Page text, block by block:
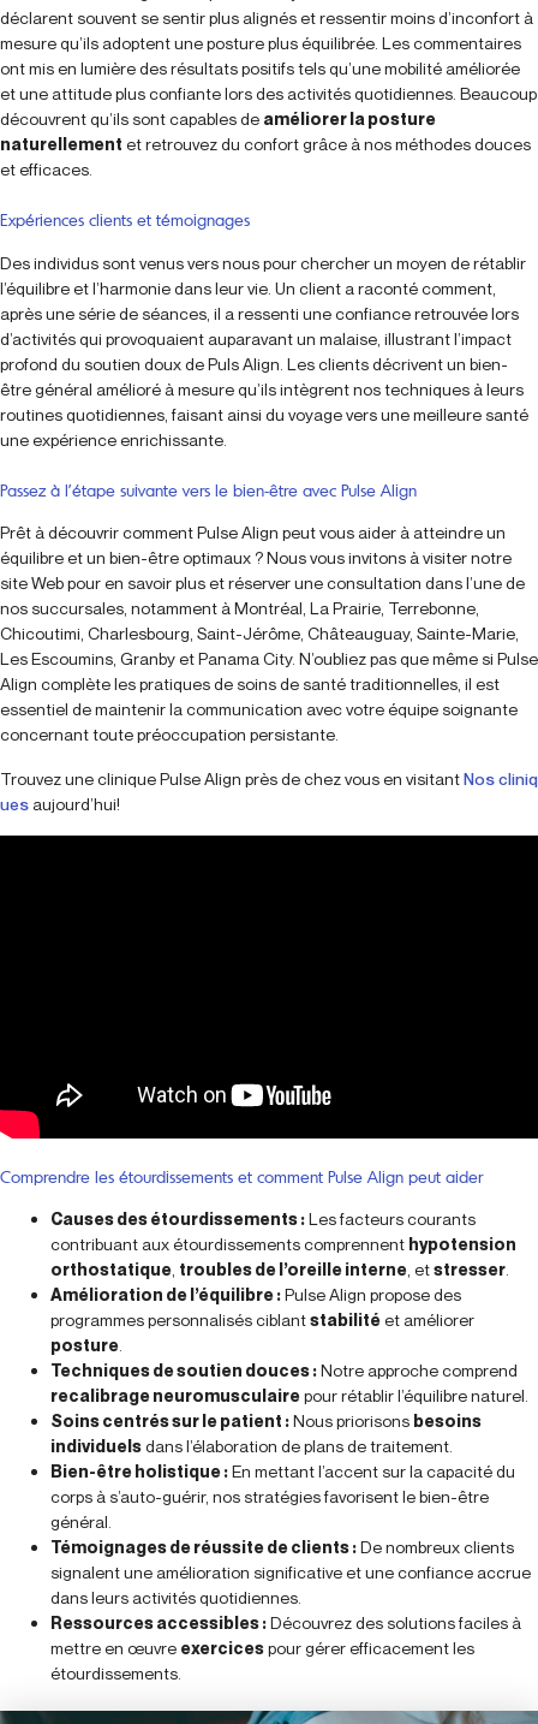
déclarent souvent se sentir plus alignés et ressentir moins d’inconfort à
mesure qu’ils adoptent une posture plus équilibrée. Les commentaires
ont mis en lumière des résultats positifs tels qu’une mobilité améliorée
et une attitude plus confiante lors des activités quotidiennes. Beaucoup
découvrent qu’ils sont capables de améliorer la posture
naturellement et retrouvez du confort grâce à nos méthodes douces
et efficaces.
Expériences clients et témoignages
Des individus sont venus vers nous pour chercher un moyen de rétablir
l’équilibre et l’harmonie dans leur vie. Un client a raconté comment,
après une série de séances, il a ressenti une confiance retrouvée lors
d’activités qui provoquaient auparavant un malaise, illustrant l’impact
profond du soutien doux de Puls Align. Les clients décrivent un bien-
être général amélioré à mesure qu’ils intègrent nos techniques à leurs
routines quotidiennes, faisant ainsi du voyage vers une meilleure santé
une expérience enrichissante.
Passez à l’étape suivante vers le bien-être avec Pulse Align
Prêt à découvrir comment Pulse Align peut vous aider à atteindre un
équilibre et un bien-être optimaux ? Nous vous invitons à visiter notre
site Web pour en savoir plus et réserver une consultation dans l’une de
nos succursales, notamment à Montréal, La Prairie, Terrebonne,
Chicoutimi, Charlesbourg, Saint-Jérôme, Châteauguay, Sainte-Marie,
Les Escoumins, Granby et Panama City. N’oubliez pas que même si Pulse
Align complète les pratiques de soins de santé traditionnelles, il est
essentiel de maintenir la communication avec votre équipe soignante
concernant toute préoccupation persistante.
Trouvez une clinique Pulse Align près de chez vous en visitantNos cliniq
ues aujourd’hui!
Comprendre les étourdissements et comment Pulse Align peut aider
Causes des étourdissements :Les facteurs courants
contribuant aux étourdissements comprennent hypotension
orthostatique troubles de l’oreille interne , etstresser
Amélioration de l’équilibre :Pulse Align propose des
programmes personnalisés ciblantstabilitéet améliorer
posture
Techniques de soutien douces :Notre approche comprend
recalibrage neuromusculairepour rétablir l’équilibre naturel.
Soins centrés sur le patient :Nous priorisons besoins
individuelsdans l’élaboration de plans de traitement.
Bien-être holistique :En mettant l’accent sur la capacité du
corps à s’auto-guérir, nos stratégies favorisent le bien-être
général.
Témoignages de réussite de clients :De nombreux clients
signalent une amélioration significative et une confiance accrue
dans leurs activités quotidiennes.
Ressources accessibles :Découvrez des solutions faciles à
mettre en œuvre exercicespour gérer efficacement les
étourdissements.